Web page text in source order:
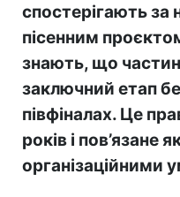
спостерігають
пісенним
знають, що
заключний етап
півфіналах. Це
років і пов’язане
організаційними